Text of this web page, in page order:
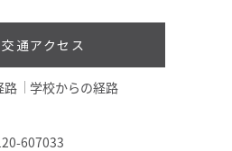
交通アクセス
路 学校からの経路
607033